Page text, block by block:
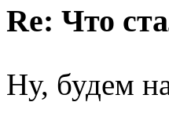
Re: Что
Ну, будем